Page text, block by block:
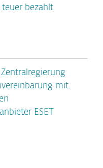
teuer bezahlt
mit
ESET